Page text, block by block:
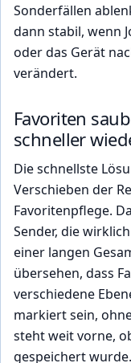
Sonderfällen
dann stabil, wenn
oder das Gerät
verändert.
Favoriten
schneller
Die schnellste
Verschieben der
Favoritenpflege.
Sender, die
einer langen
übersehen, dass
verschiedene
markiert sein,
steht weit vorne,
gespeichert wurde.